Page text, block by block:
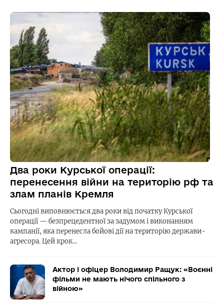
Два роки Курської операції:
перенесення війни на територію рф та
злам планів Кремля
Сьогодні виповнюється два роки від початку Курської
операції — безпрецедентної за задумом і виконанням
кампанії, яка перенесла бойові дії на територію держави-
агресора. Цей крок…
Актор і офіцер Володимир Ращук: «Воєнні
фільми не мають нічого спільного з
війною»